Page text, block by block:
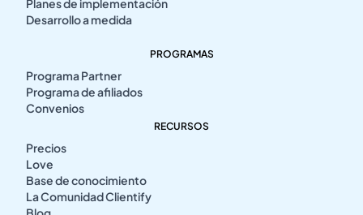
Planes de implementación
Desarrollo a medida
PROGRAMAS
Programa Partner
Programa de afiliados
Convenios
RECURSOS
Precios
Love
Base de conocimiento
La Comunidad Clientify